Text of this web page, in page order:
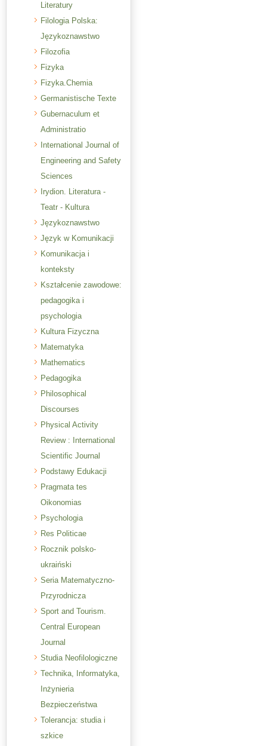
Literatury
Filologia Polska:
Językoznawstwo
Filozofia
Fizyka
Fizyka.Chemia
Germanistische Texte
Gubernaculum et
Administratio
International Journal of
Engineering and Safety
Sciences
Irydion. Literatura -
Teatr - Kultura
Językoznawstwo
Język w Komunikacji
Komunikacja i
konteksty
Kształcenie zawodowe:
pedagogika i
psychologia
Kultura Fizyczna
Matematyka
Mathematics
Pedagogika
Philosophical
Discourses
Physical Activity
Review : International
Scientific Journal
Podstawy Edukacji
Pragmata tes
Oikonomias
Psychologia
Res Politicae
Rocznik polsko-
ukraiński
Seria Matematyczno-
Przyrodnicza
Sport and Tourism.
Central European
Journal
Studia Neofilologiczne
Technika, Informatyka,
Inżynieria
Bezpieczeństwa
Tolerancja: studia i
szkice